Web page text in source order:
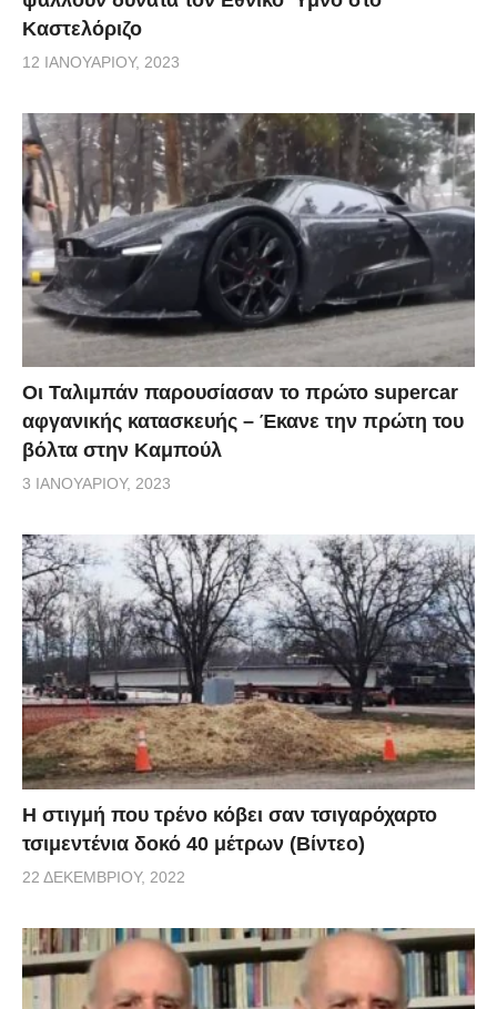
Καστελόριζο
12 ΙΑΝΟΥΑΡΊΟΥ, 2023
Οι Ταλιμπάν παρουσίασαν το πρώτο supercar
αφγανικής κατασκευής – Έκανε την πρώτη του
βόλτα στην Καμπούλ
3 ΙΑΝΟΥΑΡΊΟΥ, 2023
H στιγμή που τρένο κόβει σαν τσιγαρόχαρτο
τσιμεντένια δοκό 40 μέτρων (Βίντεο)
22 ΔΕΚΕΜΒΡΊΟΥ, 2022